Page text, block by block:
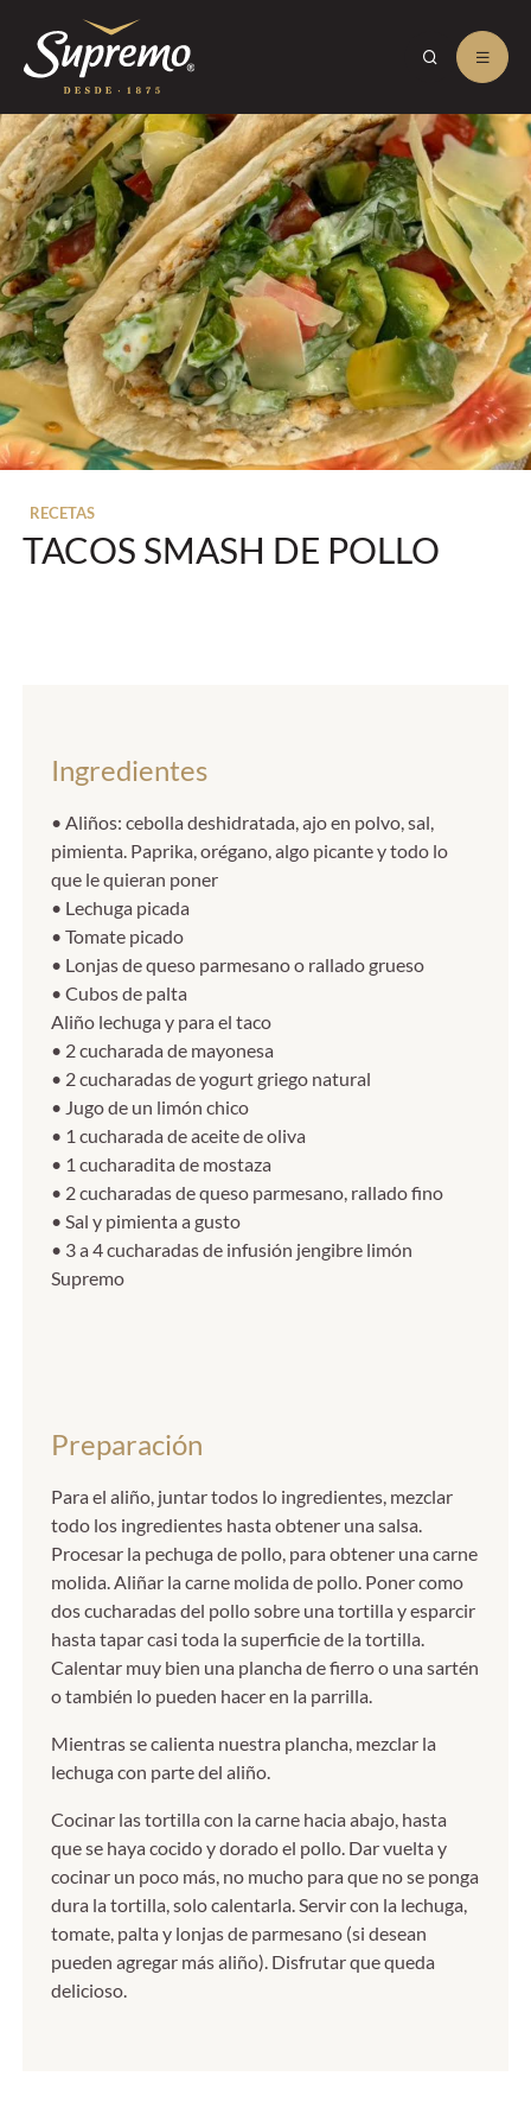
RECETAS
TACOS SMASH DE POLLO
Ingredientes
• Aliños: cebolla deshidratada, ajo en polvo, sal,
pimienta. Paprika, orégano, algo picante y todo lo
que le quieran poner
• Lechuga picada
• Tomate picado
• Lonjas de queso parmesano o rallado grueso
• Cubos de palta
Aliño lechuga y para el taco
• 2 cucharada de mayonesa
• 2 cucharadas de yogurt griego natural
• Jugo de un limón chico
• 1 cucharada de aceite de oliva
• 1 cucharadita de mostaza
• 2 cucharadas de queso parmesano, rallado fino
• Sal y pimienta a gusto
• 3 a 4 cucharadas de infusión jengibre limón
Supremo
Preparación
Para el aliño, juntar todos lo ingredientes, mezclar
todo los ingredientes hasta obtener una salsa.
Procesar la pechuga de pollo, para obtener una carne
molida. Aliñar la carne molida de pollo. Poner como
dos cucharadas del pollo sobre una tortilla y esparcir
hasta tapar casi toda la superficie de la tortilla.
Calentar muy bien una plancha de fierro o una sartén
o también lo pueden hacer en la parrilla.
Mientras se calienta nuestra plancha, mezclar la
lechuga con parte del aliño.
Cocinar las tortilla con la carne hacia abajo, hasta
que se haya cocido y dorado el pollo. Dar vuelta y
cocinar un poco más, no mucho para que no se ponga
dura la tortilla, solo calentarla. Servir con la lechuga,
tomate, palta y lonjas de parmesano (si desean
pueden agregar más aliño). Disfrutar que queda
delicioso.